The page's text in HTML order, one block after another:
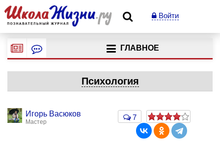
Войти
ГЛАВНОЕ
Психология
Игорь Васюков
Мастер
7